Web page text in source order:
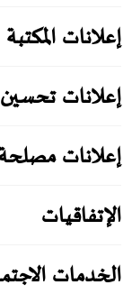
إعلانات المكتبة
إعلانات
إعلانات
الإتفاقيات
الخدمات